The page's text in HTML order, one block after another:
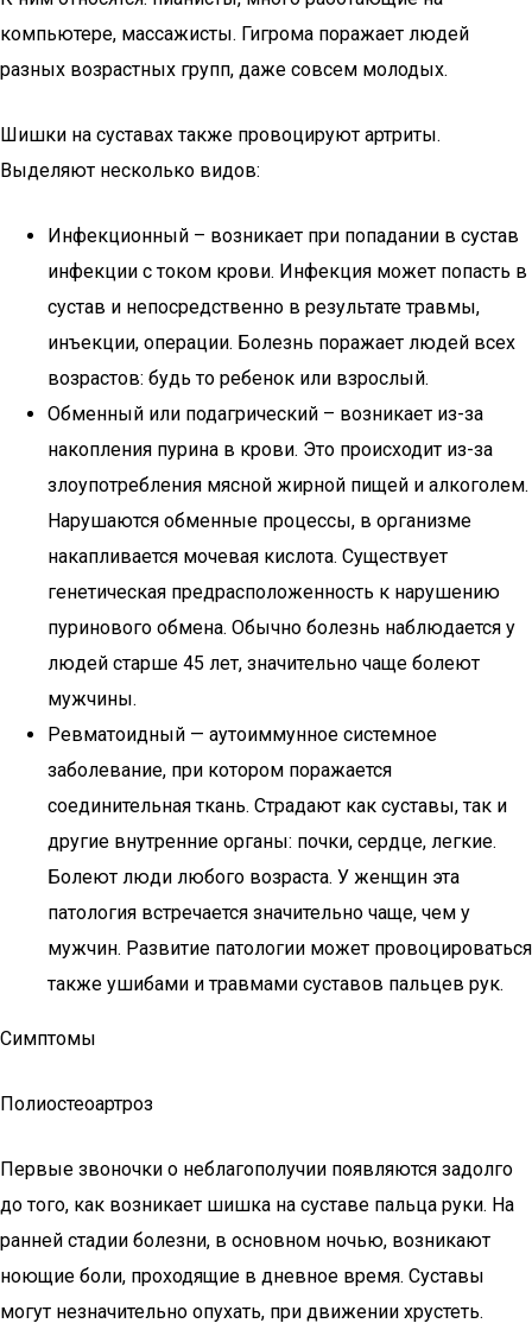
компьютере, массажисты. Гигрома поражает людей
разных возрастных групп, даже совсем молодых.
Шишки на суставах также провоцируют артриты.
Выделяют несколько видов:
Инфекционный – возникает при попадании в сустав
инфекции с током крови. Инфекция может попасть в
сустав и непосредственно в результате травмы,
инъекции, операции. Болезнь поражает людей всех
возрастов: будь то ребенок или взрослый.
Обменный или подагрический – возникает из-за
накопления пурина в крови. Это происходит из-за
злоупотребления мясной жирной пищей и алкоголем.
Нарушаются обменные процессы, в организме
накапливается мочевая кислота. Существует
генетическая предрасположенность к нарушению
пуринового обмена. Обычно болезнь наблюдается у
людей старше 45 лет, значительно чаще болеют
мужчины.
Ревматоидный — аутоиммунное системное
заболевание, при котором поражается
соединительная ткань. Страдают как суставы, так и
другие внутренние органы: почки, сердце, легкие.
Болеют люди любого возраста. У женщин эта
патология встречается значительно чаще, чем у
мужчин. Развитие патологии может провоцироваться
также ушибами и травмами суставов пальцев рук.
Симптомы
Полиостеоартроз
Первые звоночки о неблагополучии появляются задолго
до того, как возникает шишка на суставе пальца руки. На
ранней стадии болезни, в основном ночью, возникают
ноющие боли, проходящие в дневное время. Суставы
могут незначительно опухать, при движении хрустеть.